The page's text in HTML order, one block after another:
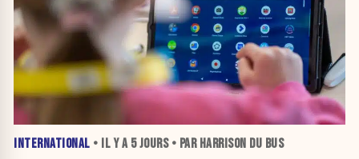
INTERNATIONAL • IL Y A 5 JOURS• PAR HARRISON DU BUS